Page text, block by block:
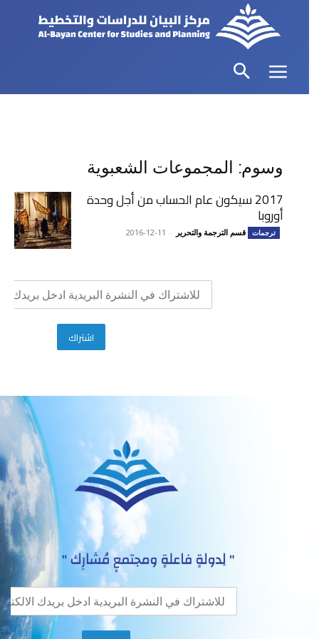
وسوم: المجموعات الشعبوية
2017 سيكون عام الحساب من أجل وحدة
أوروبا
ترجمات قسم الترجمة والتحرير -
2016-12-11